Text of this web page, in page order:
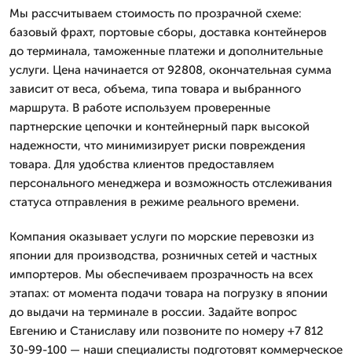
Мы рассчитываем стоимость по прозрачной схеме:
базовый фрахт, портовые сборы, доставка контейнеров
до терминала, таможенные платежи и дополнительные
услуги. Цена начинается от 92808, окончательная сумма
зависит от веса, объема, типа товара и выбранного
маршрута. В работе используем проверенные
партнерские цепочки и контейнерный парк высокой
надежности, что минимизирует риски повреждения
товара. Для удобства клиентов предоставляем
персонального менеджера и возможность отслеживания
статуса отправления в режиме реального времени.
Компания оказывает услуги по морские перевозки из
японии для производства, розничных сетей и частных
импортеров. Мы обеспечиваем прозрачность на всех
этапах: от момента подачи товара на погрузку в японии
до выдачи на терминале в россии. Задайте вопрос
Евгению и Станиславу или позвоните по номеру +7 812
30-99-100 — наши специалисты подготовят коммерческое